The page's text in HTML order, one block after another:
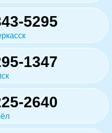
5295
1347
2640